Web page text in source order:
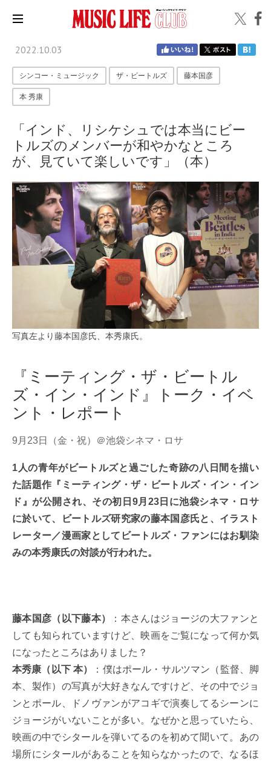
2022.10.03
シンコー・ミュージック ザ・ビートルズ 藤本国彦
本 秀康
「インド、リシケシュでは本当にビー
トルズのメンバーが和やかなところ
が、見ていて楽しいです」（本）
写真左より藤本国彦氏、本秀康氏。
『ミーティング・ザ・ビートル
ズ・イン・インド』トーク・イベ
ント・レポート
9月23日（金・祝）＠池袋シネマ・ロサ
1人の青年がビートルズと過ごした奇跡の八日間を描い
た話題作『ミーティング・ザ・ビートルズ・イン・イン
ド』が公開され、その初日9月23日に池袋シネマ・ロサ
に於いて、ビートルズ研究家の藤本国彦氏と、イラスト
レーター／漫画家としてビートルズ・ファンにはお馴染
みの本秀康氏の対談が行われた。
藤本国彦（以下藤本）
：本さんはジョージの大ファンと
しても知られていますけど、映画をご覧になって何か気
になったところはありました？
本秀康（以下 本）
：僕はポール・サルツマン（監督、脚
本、製作）の写真が大好きなんですけど、その中でジョ
ンとポール、ドノヴァンがアコギで演奏してるシーンに
ジョージがいないことが多い。なぜかと思っていたら、
映画の中でシタールを弾いてるのを初めて聞いて。あの
場所にシタールがあることを知らなかったので、なるほ